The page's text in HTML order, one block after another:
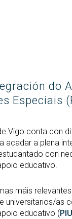
do
Especiais
Vigo conta con
acadar a plena
con
educativo.
máis
universitarios/as
educativo (